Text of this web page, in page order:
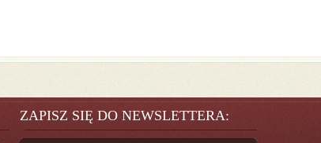
ZAPISZ SIĘ DO NEWSLETTERA: